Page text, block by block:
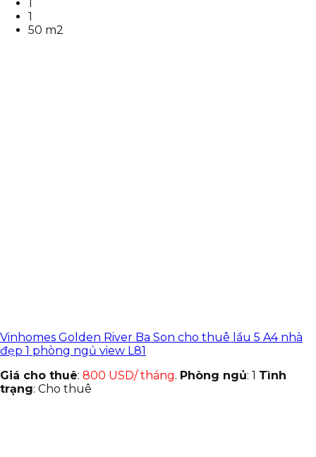
1
50 m2
Vinhomes Golden River Ba Son cho thuê lầu 5 A4 nhà
đẹp 1 phòng ngủ view L81
Giá cho thuê: 800 USD/ tháng. Phòng ngủ: 1 Tình
trạng: Cho thuê